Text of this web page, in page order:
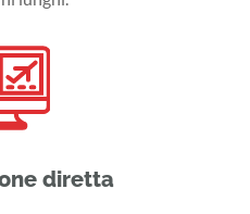
diretta